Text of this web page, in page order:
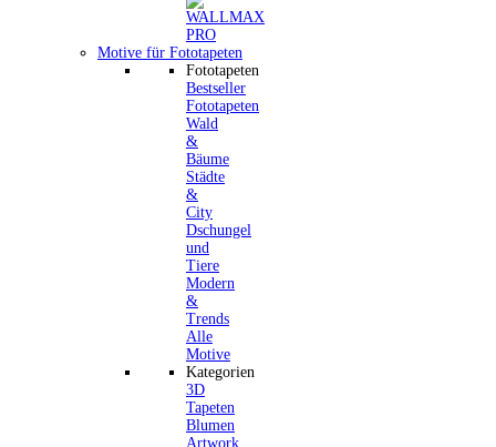
Motive für Fototapeten
Fototapeten
Bestseller
Fototapeten
Wald
&
Bäume
Städte
&
City
Dschungel
und
Tiere
Modern
&
Trends
Alle
Motive
Kategorien
3D
Tapeten
Blumen
Artwork